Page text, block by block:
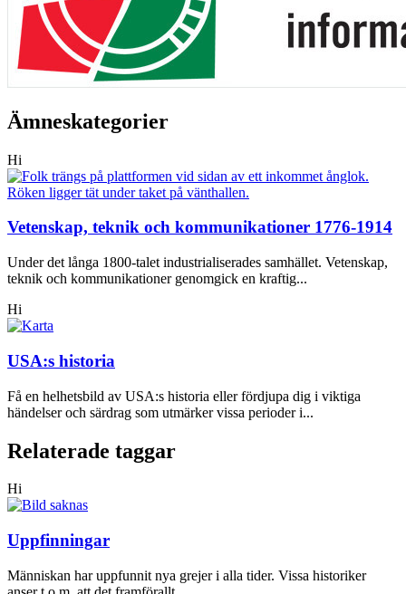
Ämneskategorier
Hi
Vetenskap, teknik och kommunikationer 1776-1914
Under det långa 1800-talet industrialiserades samhället. Vetenskap,
teknik och kommunikationer genomgick en kraftig...
Hi
USA:s historia
Få en helhetsbild av USA:s historia eller fördjupa dig i viktiga
händelser och särdrag som utmärker vissa perioder i...
Relaterade taggar
Hi
Uppfinningar
Människan har uppfunnit nya grejer i alla tider. Vissa historiker